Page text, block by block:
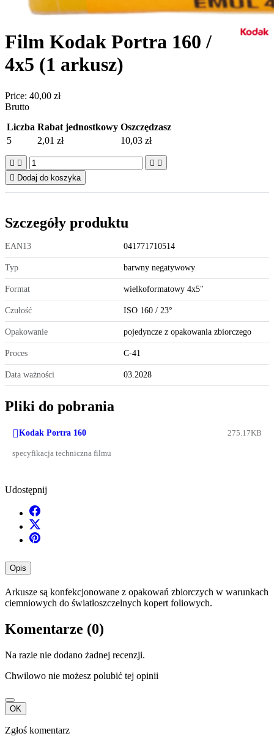
Film Kodak Portra 160 /
4x5 (1 arkusz)
Price: 40,00 zł
Brutto
Liczba Rabat jednostkowy Oszczędzasz
5
2,01 zł 10,03 zł
   
 Dodaj do koszyka
Szczegóły produktu
EAN13 041771710514
Typ barwny negatywowy
Format wielkoformatowy 4x5"
Czułość ISO 160 / 23°
Opakowanie pojedyncze z opakowania zbiorczego
Proces C-41
Data ważności 03.2028
Pliki do pobrania
Kodak Portra 160 275.17KB
specyfikacja techniczna filmu
Udostępnij
Opis
Arkusze są konfekcjonowane z opakowań zbiorczych w warunkach
ciemniowych do światłoszczelnych kopert foliowych.
Komentarze (0)
Na razie nie dodano żadnej recenzji.
Chwilowo nie możesz polubić tej opinii
OK
Zgłoś komentarz